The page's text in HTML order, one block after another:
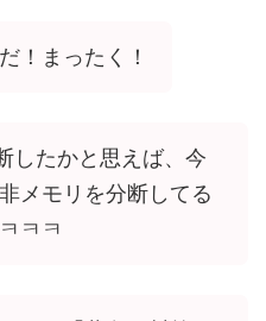
！まったく！
したかと思えば、今
メモリを分断してる
ㅋㅋ